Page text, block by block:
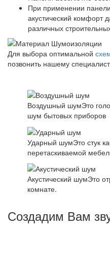
При применении
акустический комфорт
различных
Для выбора оптимальной
позвонить нашему
Воздушный шумЭто
шум бытовых приборов
Ударный шумЭто стук
перетаскиваемой
Акустический шумЭто
комнате.
Создадим Вам